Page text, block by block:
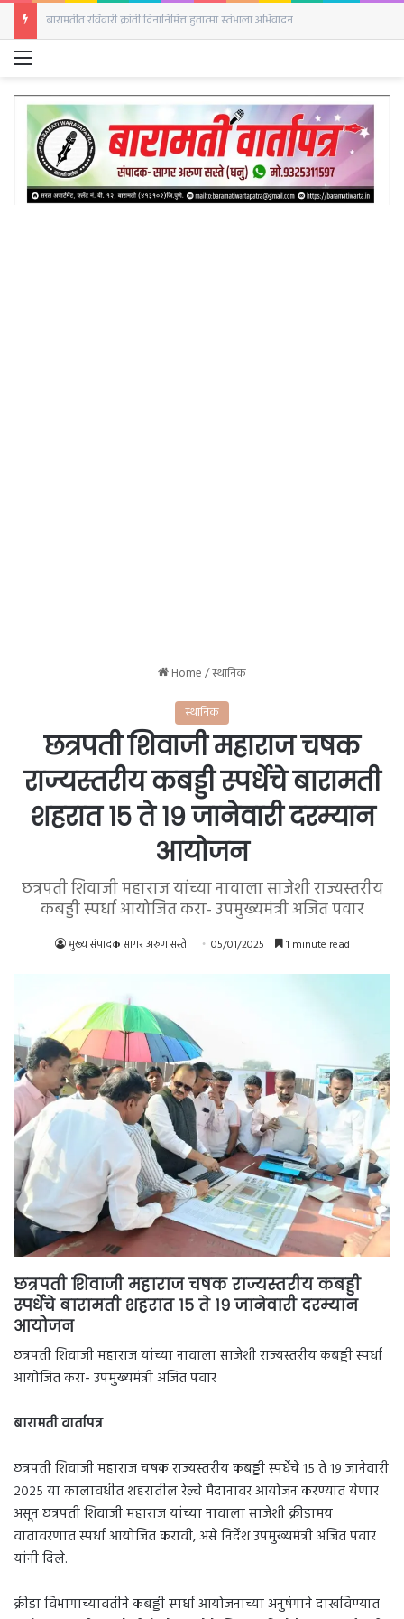
बारामतीत रविवारी क्रांती दिनानिमित्त हुतात्मा स्तंभाला अभिवादन
Menu
Home/स्थानिक
स्थानिक
छत्रपती शिवाजी महाराज चषक
राज्यस्तरीय कबड्डी स्पर्धेचे बारामती
शहरात १५ ते १९ जानेवारी दरम्यान
आयोजन
छत्रपती शिवाजी महाराज यांच्या नावाला साजेशी राज्यस्तरीय
कबड्डी स्पर्धा आयोजित करा- उपमुख्यमंत्री अजित पवार
मुख्य संपादक सागर अरुण सस्ते 05/01/2025 1 minute read
छत्रपती शिवाजी महाराज चषक राज्यस्तरीय कबड्डी
स्पर्धेचे बारामती शहरात १५ ते १९ जानेवारी दरम्यान
आयोजन
छत्रपती शिवाजी महाराज यांच्या नावाला साजेशी राज्यस्तरीय कबड्डी स्पर्धा
आयोजित करा- उपमुख्यमंत्री अजित पवार
बारामती वार्तापत्र
छत्रपती शिवाजी महाराज चषक राज्यस्तरीय कबड्डी स्पर्धेचे १५ ते १९ जानेवारी
२०२५ या कालावधीत शहरातील रेल्वे मैदानावर आयोजन करण्यात येणार
असून छत्रपती शिवाजी महाराज यांच्या नावाला साजेशी क्रीडामय
वातावरणात स्पर्धा आयोजित करावी, असे निर्देश उपमुख्यमंत्री अजित पवार
यांनी दिले.
क्रीडा विभागाच्यावतीने कबड्डी स्पर्धा आयोजनाच्या अनुषंगाने दाखविण्यात